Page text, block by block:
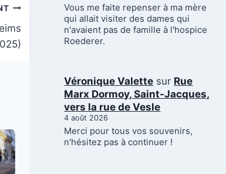
Vous me faite repenser à ma mère
qui allait visiter des dames qui
n'avaient pas de famille à l'hospice
Roederer.
Véronique Valette sur Rue
Marx Dormoy, Saint-Jacques,
vers la rue de Vesle
4 août 2026
Merci pour tous vos souvenirs,
n'hésitez pas à continuer !